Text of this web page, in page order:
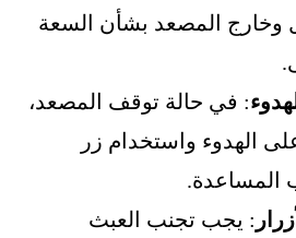
وخارج المصعد بشأن السعة
: في حالة توقف المصعد،
الهدوء واستخدام زر
المساعدة.
: يجب تجنب العبث